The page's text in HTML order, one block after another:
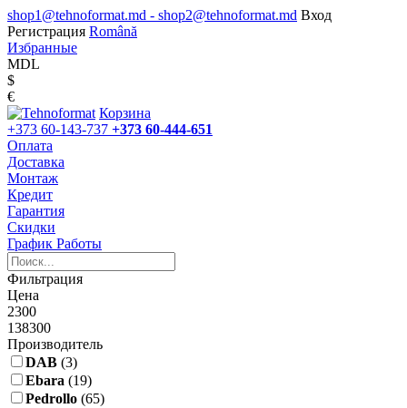
shop1@tehnoformat.md - shop2@tehnoformat.md Вход
Регистрация Română
Избранные
MDL
$
€
Корзина
+373 60-143-737 +373 60-444-651
Оплата
Доставка
Монтаж
Кредит
Гарантия
Скидки
График Работы
Фильтрация
Цена
2300
138300
Производитель
DAB (3)
Ebara (19)
Pedrollo (65)